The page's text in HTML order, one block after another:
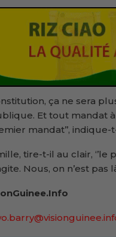
ça ne sera
Et tout mandat
mandat’’, indique-
tire-t-il au clair,
Nous, on n’est pas